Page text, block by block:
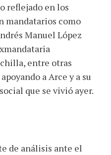
reflejado en los
mandatarios como
Manuel López
entre otras
a Arce y a su
que se vivió ayer.
de análisis ante el